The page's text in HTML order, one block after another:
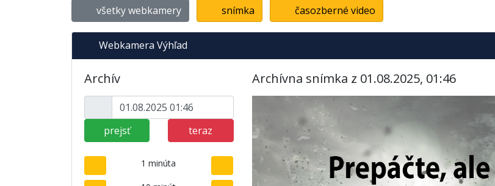
všetky webkamery snímka časozberné video
Webkamera Výhľad
Archív
prejsť teraz
1 minúta
Archívna snímka z 01.08.2025, 01:46